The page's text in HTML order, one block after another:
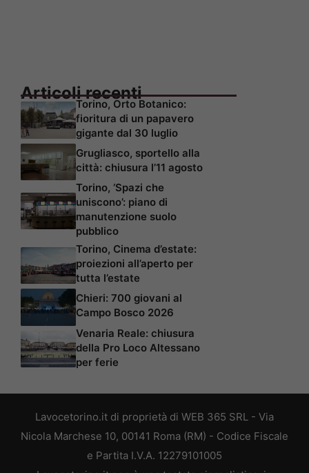
Articoli recenti
Torino, Orto Botanico:
fioritura di un papavero
gigante dal 30 luglio
Grugliasco, sportello alla
città: chiusura l’11 agosto
Torino, ‘Spazi che
uniscono’: piano di
manutenzione suolo
pubblico
Torino, Cinema d’estate:
proiezioni all’aperto per
tutta l’estate
Chieri: 700 giovani al
Campo Bosco 2026
Venaria Reale: chiusura
della Pro Loco Altessano
per ferie
Lavocetorino.it di proprietà di WEB 365 SRL - Via
Nicola Marchese 10, 00141 Roma (RM) - Codice Fiscale
e Partita I.V.A. 12279101005